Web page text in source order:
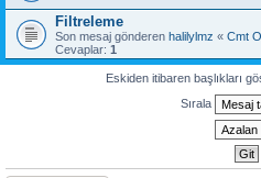
Filtreleme
Son mesaj gönderen halilylmz « Cmt
Cevaplar: 1
Eskiden itibaren başlıkları
Sırala